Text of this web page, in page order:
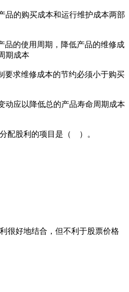
品的购买成本和运行维护成本两部
品的使用周期，降低产品的维修成
期成本
要求维修成本的节约必须小于购买
动应以降低总的产品寿命周期成本
配股利的项目是（ ）。
很好地结合，但不利于股票价格